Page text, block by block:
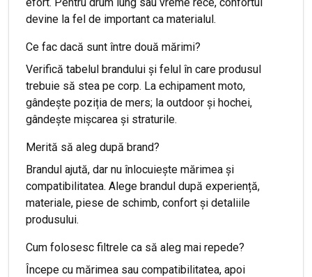
devine la fel de important ca materialul.
Ce fac dacă sunt între două mărimi?
Verifică tabelul brandului și felul în care produsul
trebuie să stea pe corp. La echipament moto,
gândește poziția de mers; la outdoor și hochei,
gândește mișcarea și straturile.
Merită să aleg după brand?
Brandul ajută, dar nu înlocuiește mărimea și
compatibilitatea. Alege brandul după experiență,
materiale, piese de schimb, confort și detaliile
produsului.
Cum folosesc filtrele ca să aleg mai repede?
Începe cu mărimea sau compatibilitatea, apoi